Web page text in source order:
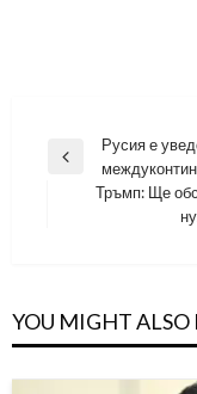
Навигация
Previous
Русия е
Тръмп: Ще
YOU MIGHT ALSO